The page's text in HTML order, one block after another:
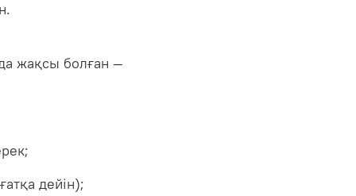
жақсы болған —
дейін);